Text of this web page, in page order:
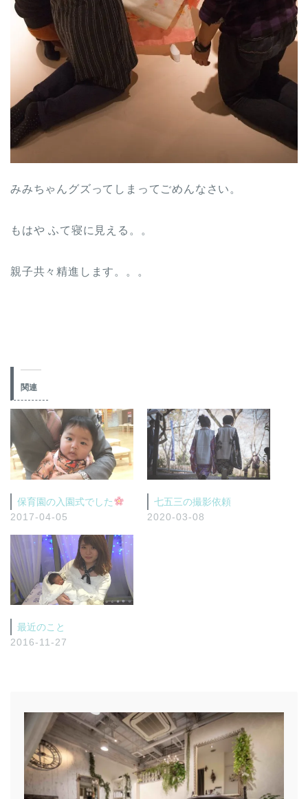
みみちゃんグズってしまってごめんなさい。
もはや ふて寝に見える。。
親子共々精進します。。。
関連
保育園の入園式でした
2017-04-05
七五三の撮影依頼
2020-03-08
最近のこと
2016-11-27